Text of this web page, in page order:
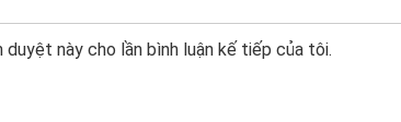
này cho lần bình luận kế tiếp của tôi.